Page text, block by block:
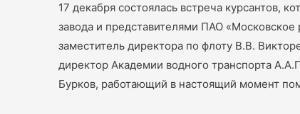
17 декабря состоялась встреча курсантов,
завода и представителями ПАО
заместитель директора по флоту В.В.
директор Академии водного транспорта
Бурков, работающий в настоящий момент